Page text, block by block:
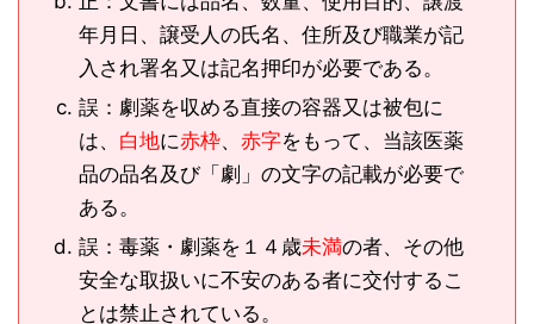
年月日、譲受人の氏名、住所及び職業が記
入され署名又は記名押印が必要である。
誤：劇薬を収める直接の容器又は被包に
は、 白地に赤枠、 赤字をもって、当該医薬
品の品名及び「劇」の文字の記載が必要で
ある。
誤：毒薬・劇薬を１４歳未満の者、その他
安全な取扱いに不安のある者に交付するこ
とは禁止されている。